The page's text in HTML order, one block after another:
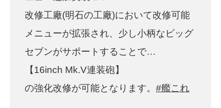
改修工廠(明石の工廠)において改修可能
メニューが拡張され、少し小柄なビッグ
セブンがサポートすることで…
【16inch Mk.V連装砲】
の強化改修が可能となります。 #艦これ